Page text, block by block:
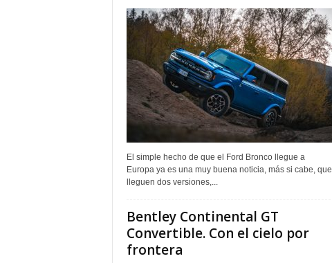
El simple hecho de que el Ford Bronco llegue a
Europa ya es una muy buena noticia, más si cabe, que
lleguen dos versiones,...
Bentley Continental GT
Convertible. Con el cielo por
frontera